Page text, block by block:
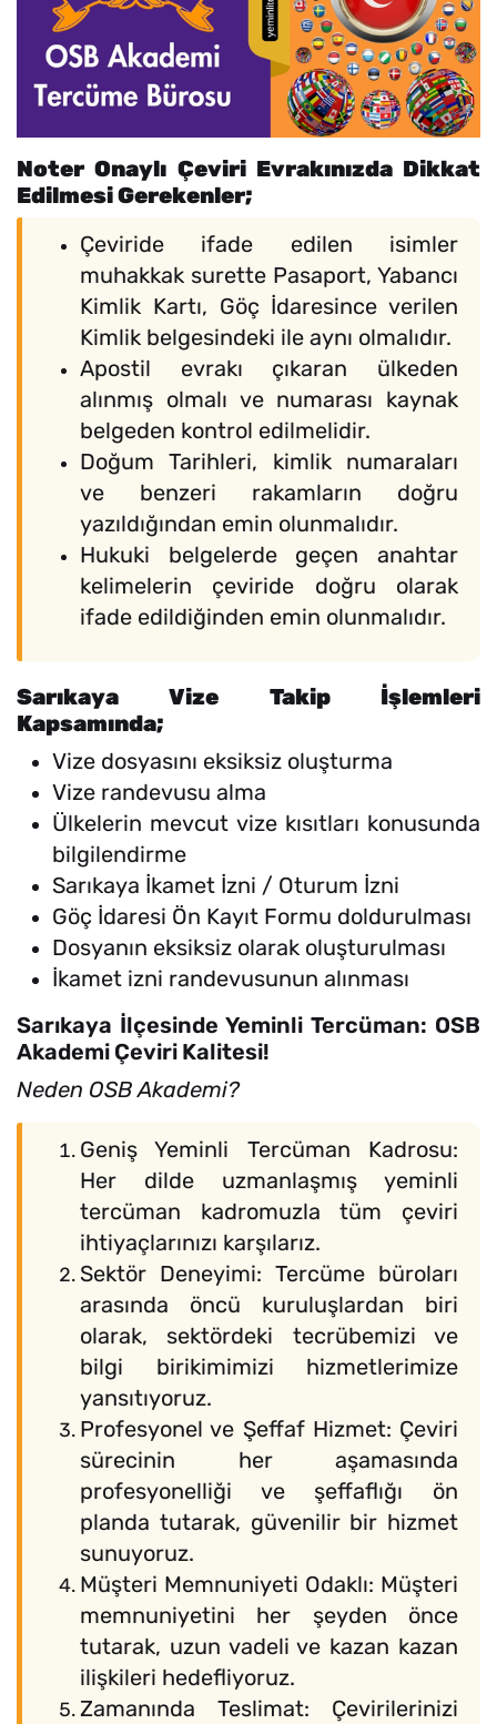
Noter Onaylı Çeviri Evrakınızda Dikkat
Edilmesi Gerekenler;
Çeviride ifade edilen isimler
muhakkak surette Pasaport, Yabancı
Kimlik Kartı, Göç İdaresince verilen
Kimlik belgesindeki ile aynı olmalıdır.
Apostil evrakı çıkaran ülkeden
alınmış olmalı ve numarası kaynak
belgeden kontrol edilmelidir.
Doğum Tarihleri, kimlik numaraları
ve benzeri rakamların doğru
yazıldığından emin olunmalıdır.
Hukuki belgelerde geçen anahtar
kelimelerin çeviride doğru olarak
ifade edildiğinden emin olunmalıdır.
Sarıkaya Vize Takip İşlemleri
Kapsamında;
Vize dosyasını eksiksiz oluşturma
Vize randevusu alma
Ülkelerin mevcut vize kısıtları konusunda
bilgilendirme
Sarıkaya İkamet İzni / Oturum İzni
Göç İdaresi Ön Kayıt Formu doldurulması
Dosyanın eksiksiz olarak oluşturulması
İkamet izni randevusunun alınması
Sarıkaya İlçesinde Yeminli Tercüman: OSB
Akademi Çeviri Kalitesi!
Neden OSB Akademi?
Geniş Yeminli Tercüman Kadrosu:
Her dilde uzmanlaşmış yeminli
tercüman kadromuzla tüm çeviri
ihtiyaçlarınızı karşılarız.
Sektör Deneyimi: Tercüme büroları
arasında öncü kuruluşlardan biri
olarak, sektördeki tecrübemizi ve
bilgi birikimimizi hizmetlerimize
yansıtıyoruz.
Profesyonel ve Şeffaf Hizmet: Çeviri
sürecinin her aşamasında
profesyonelliği ve şeffaflığı ön
planda tutarak, güvenilir bir hizmet
sunuyoruz.
Müşteri Memnuniyeti Odaklı: Müşteri
memnuniyetini her şeyden önce
tutarak, uzun vadeli ve kazan kazan
ilişkileri hedefliyoruz.
Zamanında Teslimat: Çevirilerinizi